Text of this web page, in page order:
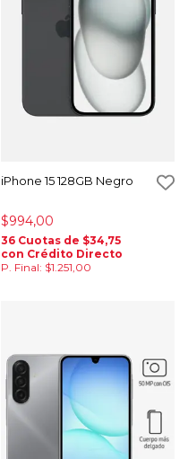
iPhone 15 128GB Negro
$994,00
36 Cuotas de $34,75
con Crédito Directo
P. Final: $1.251,00